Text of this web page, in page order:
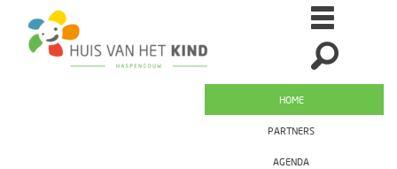
HOME
PARTNERS
AGENDA